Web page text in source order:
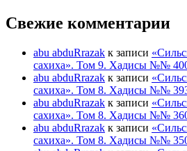
Свежие комментарии
abu abduRrazak к записи
сахиха». Том 9. Хадисы №№
abu abduRrazak к записи
сахиха». Том 8. Хадисы №№
abu abduRrazak к записи
сахиха». Том 8. Хадисы №№
abu abduRrazak к записи
сахиха». Том 8. Хадисы №№